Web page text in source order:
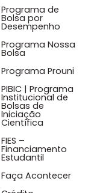
Programa de
Bolsa por
Desempenho
Programa Nossa
Bolsa
Programa Prouni
PIBIC | Programa
Institucional de
Bolsas de
Iniciação
Científica
FIES –
Financiamento
Estudantil
Faça Acontecer